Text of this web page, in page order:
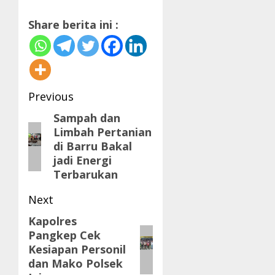
Share berita ini :
Post
navigation
Previous
Previous
post:
Sampah dan
Limbah Pertanian
di Barru Bakal
jadi Energi
Terbarukan
Next
Next
post:
Kapolres
Pangkep Cek
Kesiapan Personil
dan Mako Polsek